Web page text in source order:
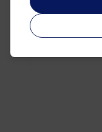
維利格 馬年限定